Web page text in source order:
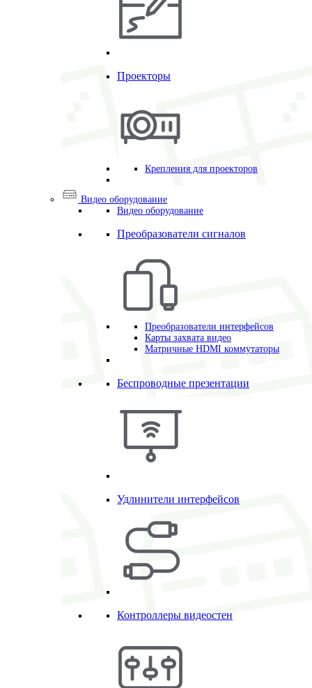
Проекторы
Крепления для проекторов
Видео оборудование
Видео оборудование
Преобразователи сигналов
Преобразователи интерфейсов
Карты захвата видео
Матричные HDMI коммутаторы
Беспроводные презентации
Удлинители интерфейсов
Контроллеры видеостен